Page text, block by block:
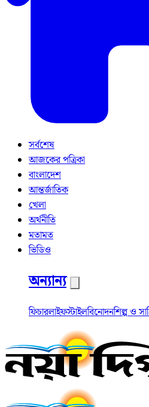
সর্বশেষ
আজকের পত্রিকা
বাংলাদেশ
আন্তর্জাতিক
খেলা
অর্থনীতি
মতামত
ভিডিও
অন্যান্য
ফিচারলাইফস্টাইলবিনোদনশিল্প ও